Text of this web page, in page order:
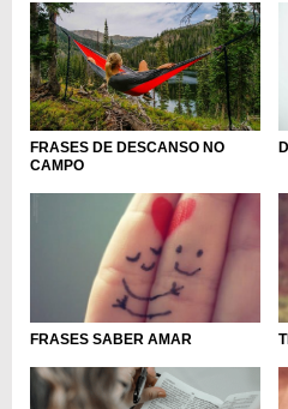
FRASES DE DESCANSO NO
CAMPO
FRASES SABER AMAR